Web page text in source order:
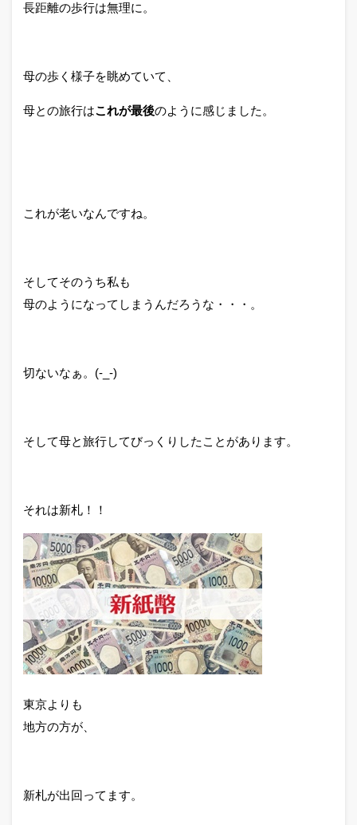
長距離の歩行は無理に。
母の歩く様子を眺めていて、
母との旅行はこれが最後のように感じました。
これが老いなんですね。
そしてそのうち私も
母のようになってしまうんだろうな・・・。
切ないなぁ。(-_-)
そして母と旅行してびっくりしたことがあります。
それは新札！！
東京よりも
地方の方が、
新札が出回ってます。